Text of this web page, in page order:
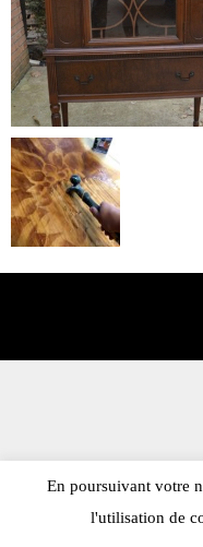
En poursuivant votre
l'utilisation de